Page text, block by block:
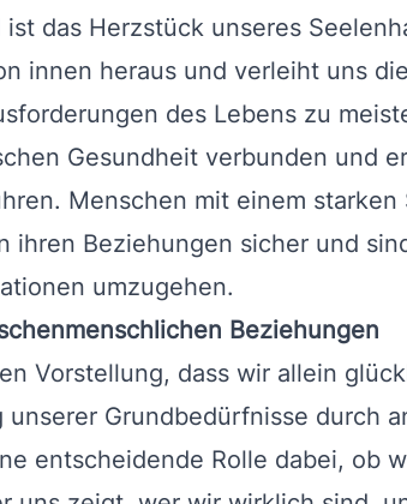
das Herzstück unseres
innen heraus und verleiht uns
des Lebens zu
Gesundheit verbunden und
Menschen mit einem
ihren Beziehungen sicher und
umzugehen.
Beziehungen
Vorstellung, dass wir allein
unserer Grundbedürfnisse durch
entscheidende Rolle dabei, ob